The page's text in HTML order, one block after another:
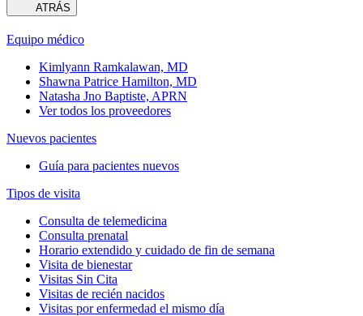
ATRÁS
Equipo médico
Kimlyann Ramkalawan, MD
Shawna Patrice Hamilton, MD
Natasha Jno Baptiste, APRN
Ver todos los proveedores
Nuevos pacientes
Guía para pacientes nuevos
Tipos de visita
Consulta de telemedicina
Consulta prenatal
Horario extendido y cuidado de fin de semana
Visita de bienestar
Visitas Sin Cita
Visitas de recién nacidos
Visitas por enfermedad el mismo día